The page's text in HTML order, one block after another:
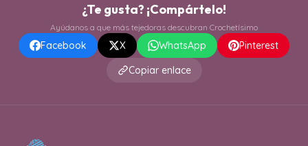
¿Te gusta? ¡Compártelo!
Ayúdanos a que más tejedoras descubran Crochetísimo
Facebook X WhatsApp
Pinterest
Copiar enlace